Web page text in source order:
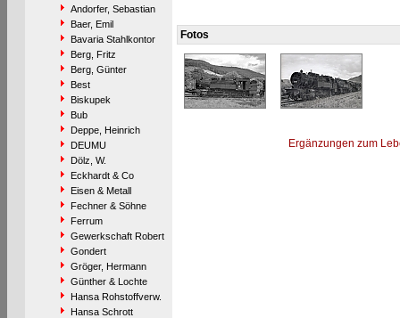
Andorfer, Sebastian
Baer, Emil
Bavaria Stahlkontor
Berg, Fritz
Berg, Günter
Best
Biskupek
Bub
Deppe, Heinrich
DEUMU
Dölz, W.
Eckhardt & Co
Eisen & Metall
Fechner & Söhne
Ferrum
Gewerkschaft Robert
Gondert
Gröger, Hermann
Günther & Lochte
Hansa Rohstoffverw.
Hansa Schrott
Fotos
Ergänzungen zum